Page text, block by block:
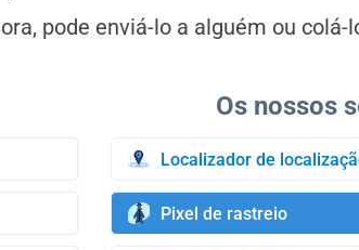
pode enviá-lo a alguém ou
Localizador de
Pixel de rastreio